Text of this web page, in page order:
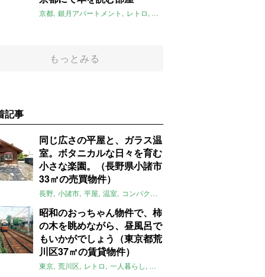
京都 銀月アパートメント レトロ リノベ
もっとみる
記事
同じ広さの平屋と、ガラス温
室。ボタニカルな日々を育む
小さな楽園。（長野県小諸市
33㎡の売買物件）
長野 小諸市 平屋 温室 コンパクト
昭和のおっちゃん物件で、柿
の木を眺めながら、昼風呂で
もいかがでしょう（東京都荒
川区37㎡の賃貸物件）
東京 荒川区 レトロ 一人暮らし タイル